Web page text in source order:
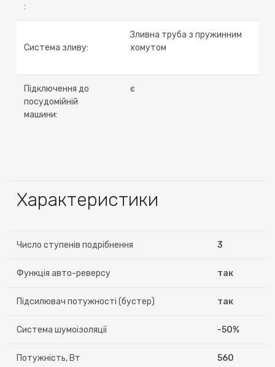
:
Система зливу:
Зливна труба з пружинним
хомутом
Підключення до
посудомійній
машини:
є
Характеристики
Число ступенів подрібнення 3
Функція авто-реверсу так
Підсилювач потужності (бустер) так
Система шумоізоляції -50%
Потужність, Вт 560